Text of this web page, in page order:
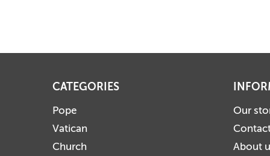
CATEGORIES
Pope
Vatican
Church
Our
About